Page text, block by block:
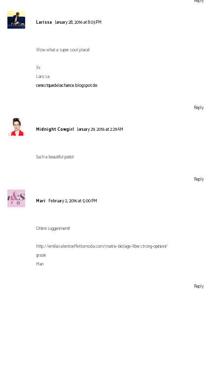
Larissa January 28, 2016 at 8:03 PM
Wow what a super cool place!
Xx
Larissa
cenestquedelachance.blogspot.de
Reply
Midnight Cowgirl January 29, 2016 at 2:29 AM
Such a beautiful patio!
Reply
Mari February 2, 2016 at 5:00 PM
Ottimi suggerimenti!
http://emiliasalentoeffettomoda.com/matrix-biolage-fiberstrong-opinioni/
grazie
Mari
Reply